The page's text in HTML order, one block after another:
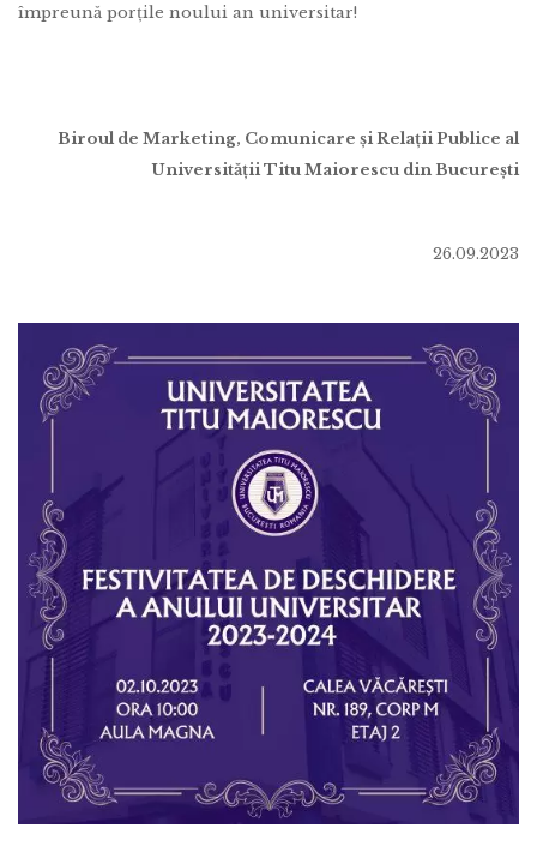
împreună porțile noului an universitar!
Biroul de Marketing, Comunicare și Relații Publice al
Universității Titu Maiorescu din București
26.09.2023